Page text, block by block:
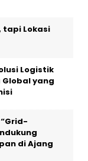
tapi Lokasi
Logistik
yang
di Ajang